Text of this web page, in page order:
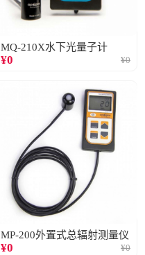
MQ-210X水下光量子计
¥0 ¥0
MP-200外置式总辐射测量仪
¥0 ¥0